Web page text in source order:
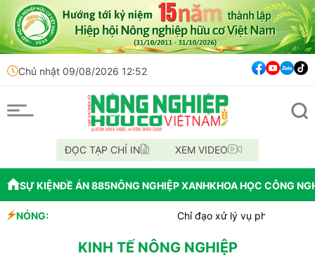
Chủ nhật 09/08/2026 12:52
ĐỌC TẠP CHÍ IN XEM VIDEO
SỰ KIỆNĐỀ ÁN 885NÔNG NGHIỆP XANHKHOA HỌC CÔNG
NÓNG:
Chỉ đạo xử lý vụ phá rừng tại lâm phần
Lâm Đồng: Công tác chi trả tiền giao
KINH TẾ NÔNG NGHIỆP